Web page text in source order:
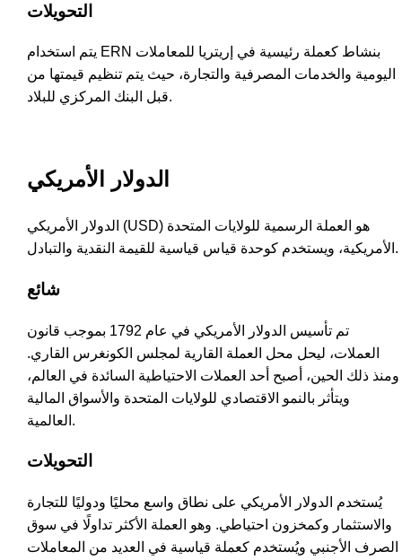
التحويلات
يتم استخدام ERN بنشاط كعملة رئيسية في إريتريا للمعاملات
اليومية والخدمات المصرفية والتجارة، حيث يتم تنظيم قيمتها من
قبل البنك المركزي للبلاد.
الدولار الأمريكي
الدولار الأمريكي (USD) هو العملة الرسمية للولايات المتحدة
الأمريكية، ويستخدم كوحدة قياس قياسية للقيمة النقدية والتبادل.
شائع
تم تأسيس الدولار الأمريكي في عام 1792 بموجب قانون
العملات، ليحل محل العملة القارية لمجلس الكونغرس القاري.
ومنذ ذلك الحين، أصبح أحد العملات الاحتياطية السائدة في العالم،
ويتأثر بالنمو الاقتصادي للولايات المتحدة والأسواق المالية
العالمية.
التحويلات
يُستخدم الدولار الأمريكي على نطاق واسع محليًا ودوليًا للتجارة
والاستثمار وكمخزون احتياطي. وهو العملة الأكثر تداولًا في سوق
الصرف الأجنبي ويُستخدم كعملة قياسية في العديد من المعاملات